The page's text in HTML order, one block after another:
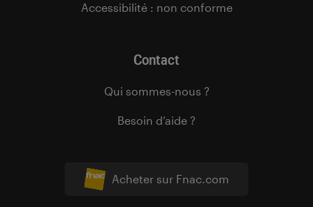
Acheter sur Fnac.com
Accessibilité : non conforme
Contact
Qui sommes-nous ?
Besoin d’aide ?